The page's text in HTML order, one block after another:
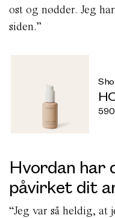
ost og nødder. Jeg
siden.”
590
Hvordan har
påvirket dit
“Jeg var så heldig, at